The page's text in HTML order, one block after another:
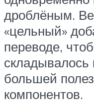
дроблёным.
«цельный»
переводе,
складывалось
большей
компонентов.